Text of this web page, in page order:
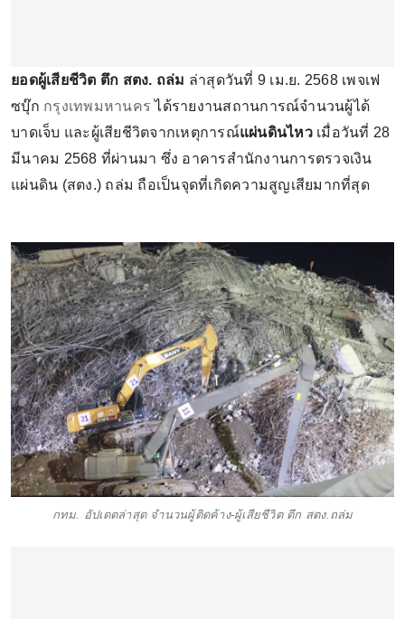
ยอดผู้เสียชีวิต ตึก สตง. ถล่ม ล่าสุดวันที่ 9 เม.ย. 2568 เพจเฟ
ซบุ๊ก กรุงเทพมหานครได้รายงานสถานการณ์จำนวนผู้ได้
บาดเจ็บ และผู้เสียชีวิตจากเหตุการณ์แผ่นดินไหว เมื่อวันที่ 28
มีนาคม 2568 ที่ผ่านมา ซึ่ง อาคารสำนักงานการตรวจเงิน
แผ่นดิน (สตง.) ถล่ม ถือเป็นจุดที่เกิดความสูญเสียมากที่สุด
กทม. อัปเดตล่าสุด จำนวนผู้ติดค้าง-ผู้เสียชีวิต ตึก สตง.ถล่ม